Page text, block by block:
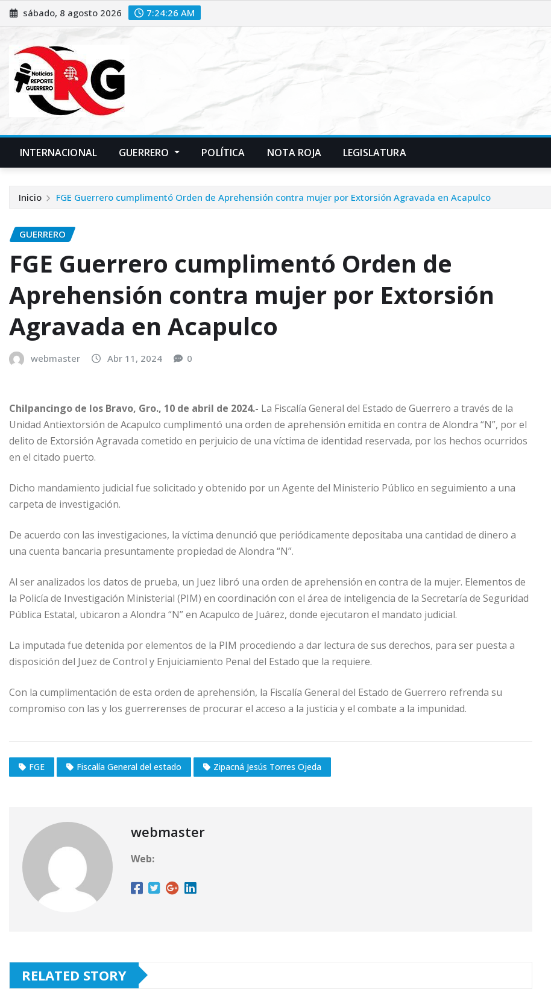
Saltar
al
sábado, 8 agosto 2026 7:24:26 AM
INTERNACIONAL GUERRERO POLÍTICA NOTA ROJA LEGISLATURA
Inicio FGE Guerrero cumplimentó Orden de Aprehensión contra mujer por Extorsión Agravada en Acapulco
GUERRERO
FGE Guerrero cumplimentó Orden de
Aprehensión contra mujer por Extorsión
Agravada en Acapulco
webmaster Abr 11, 2024 0
Chilpancingo de los Bravo, Gro., 10 de abril de 2024.- La Fiscalía General del Estado de Guerrero a través de la
Unidad Antiextorsión de Acapulco cumplimentó una orden de aprehensión emitida en contra de Alondra “N”, por el
delito de Extorsión Agravada cometido en perjuicio de una víctima de identidad reservada, por los hechos ocurridos
en el citado puerto.
Dicho mandamiento judicial fue solicitado y obtenido por un Agente del Ministerio Público en seguimiento a una
carpeta de investigación.
De acuerdo con las investigaciones, la víctima denunció que periódicamente depositaba una cantidad de dinero a
una cuenta bancaria presuntamente propiedad de Alondra “N”.
Al ser analizados los datos de prueba, un Juez libró una orden de aprehensión en contra de la mujer. Elementos de
la Policía de Investigación Ministerial (PIM) en coordinación con el área de inteligencia de la Secretaría de Seguridad
Pública Estatal, ubicaron a Alondra “N” en Acapulco de Juárez, donde ejecutaron el mandato judicial.
La imputada fue detenida por elementos de la PIM procediendo a dar lectura de sus derechos, para ser puesta a
disposición del Juez de Control y Enjuiciamiento Penal del Estado que la requiere.
Con la cumplimentación de esta orden de aprehensión, la Fiscalía General del Estado de Guerrero refrenda su
compromiso con las y los guerrerenses de procurar el acceso a la justicia y el combate a la impunidad.
FGE Fiscalía General del estado Zipacná Jesús Torres Ojeda
webmaster
Web:
RELATED STORY